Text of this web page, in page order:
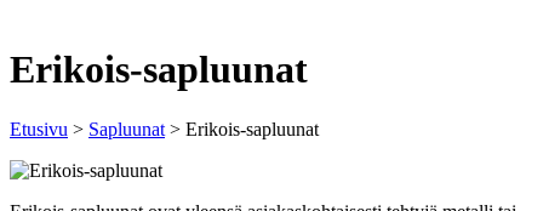
Erikois-sapluunat
Etusivu > Sapluunat > Erikois-sapluunat